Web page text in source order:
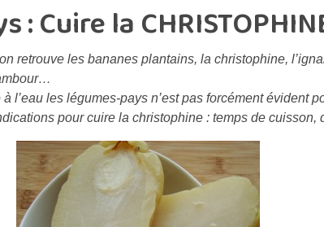
: Cuire la
retrouve les bananes plantains, la christophine,
à l’eau les légumes-pays n’est pas forcément évident
pour cuire la christophine : temps de cuisson,